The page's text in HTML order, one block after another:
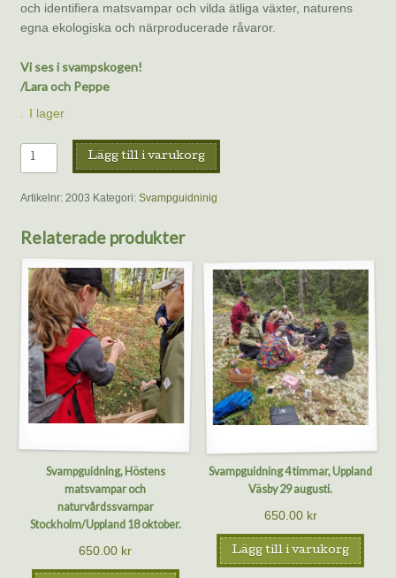
och identifiera matsvampar och vilda ätliga växter, naturens
egna ekologiska och närproducerade råvaror.
Vi ses i svampskogen!
/Lara och Peppe
I lager
Svampguidning
4
timmar,
Bro/Kungsängen
augusti.
mängd
Lägg till i varukorg
Artikelnr: 2003 Kategori: Svampguidninig
Relaterade produkter
Svampguidning, Höstens
matsvampar och
naturvårdssvampar
Stockholm/Uppland 18 oktober.
650.00 kr
Svampguidning 4 timmar, Uppland
Väsby 29 augusti.
650.00 kr
Lägg till i varukorg